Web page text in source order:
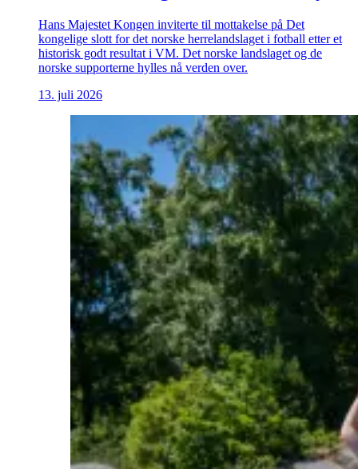
Hans Majestet Kongen inviterte til mottakelse på Det
kongelige slott for det norske herrelandslaget i fotball etter et
historisk godt resultat i VM. Det norske landslaget og de
norske supporterne hylles nå verden over.
13. juli 2026